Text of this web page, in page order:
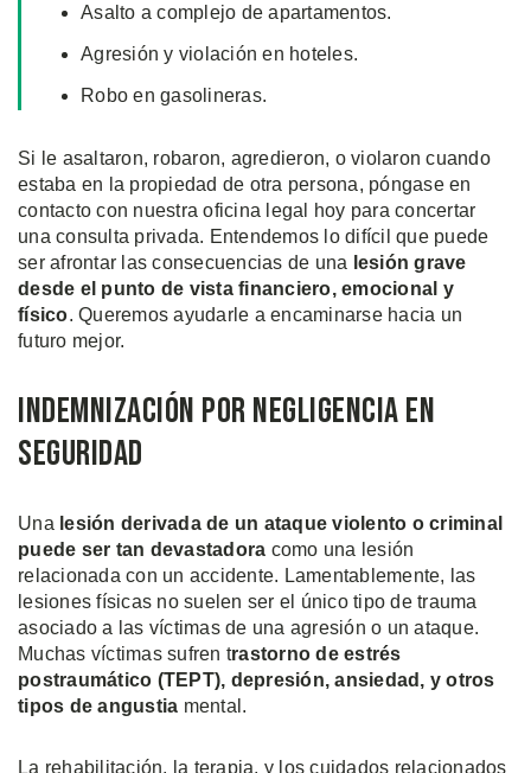
Asalto a complejo de apartamentos.
Agresión y violación en hoteles.
Robo en gasolineras.
Si le asaltaron, robaron, agredieron, o violaron cuando
estaba en la propiedad de otra persona, póngase en
contacto con nuestra oficina legal hoy para concertar
una consulta privada. Entendemos lo difícil que puede
ser afrontar las consecuencias de una lesión grave
desde el punto de vista financiero, emocional y
físico. Queremos ayudarle a encaminarse hacia un
futuro mejor.
Indemnización por Negligencia en
Seguridad
Una lesión derivada de un ataque violento o criminal
puede ser tan devastadora como una lesión
relacionada con un accidente. Lamentablemente, las
lesiones físicas no suelen ser el único tipo de trauma
asociado a las víctimas de una agresión o un ataque.
Muchas víctimas sufren trastorno de estrés
postraumático (TEPT), depresión, ansiedad, y otros
tipos de angustia mental.
La rehabilitación, la terapia, y los cuidados relacionados